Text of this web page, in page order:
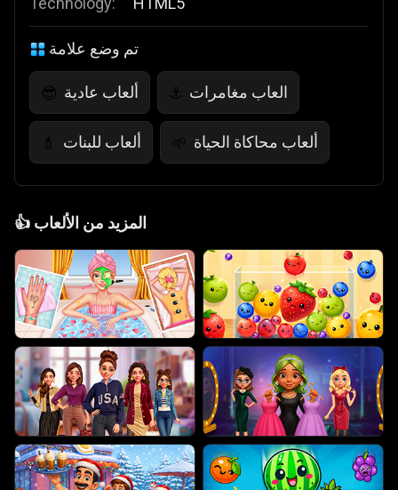
تم وضع علامة
😎 ألعاب عادية ⚓ العاب مغامرات
💄 ألعاب للبنات 🌱 ألعاب محاكاة الحياة
👍 المزيد من الألعاب